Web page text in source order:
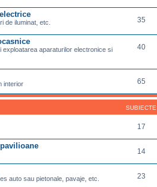
de iluminat, etc.
35
exploatarea aparaturilor electronice si
40
interior 65
SUBIECTE
17
14
auto sau pietonale, pavaje, etc. 23